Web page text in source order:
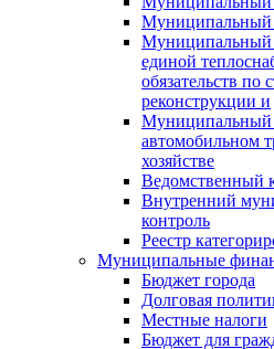
Муниципальный
Муниципальный
единой
обязательств по
реконструкции и
Муниципальный
автомобильном
хозяйстве
Ведомственный
Внутренний
контроль
Реестр
Муниципальные
Бюджет города
Долговая
Местные налоги
Бюджет для